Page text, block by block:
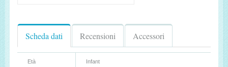
Scheda dati Recensioni Accessori
Età Infant